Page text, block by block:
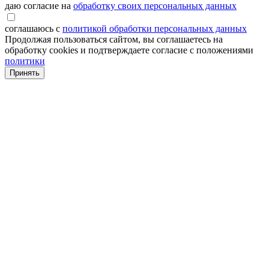
даю согласие на обработку своих персональных данных
соглашаюсь с политикой обработки персональных данных
Продолжая пользоваться сайтом, вы соглашаетесь на
обработку cookies и подтверждаете согласие с положениями
политики
Принять